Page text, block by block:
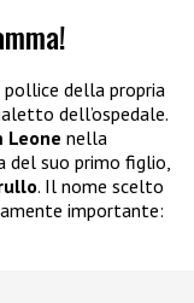
della propria
dell’ospedale.
Leone nella
del suo primo figlio,
. Il nome scelto
importante: